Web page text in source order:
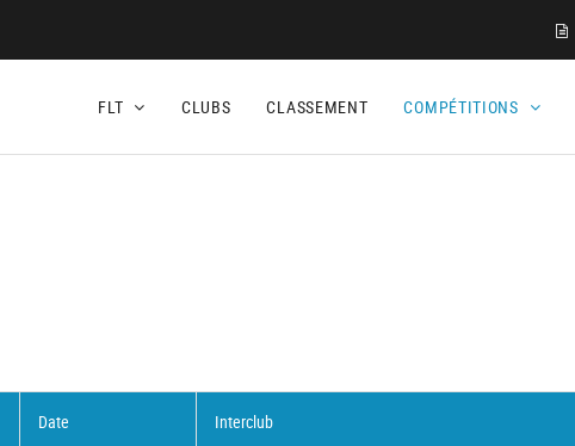
FLT CLUBS CLASSEMENT COMPÉTITIONS
Date Interclub